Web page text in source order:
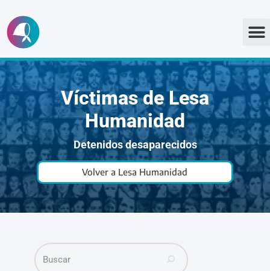
Ir
al
contenido
Víctimas de Lesa
Humanidad
Detenidos desaparecidos
Volver a Lesa Humanidad